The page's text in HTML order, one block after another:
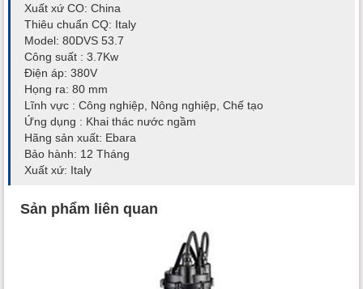
Xuất xứ CO: China
Thiêu chuẩn CQ: Italy
Model: 80DVS 53.7
Công suất : 3.7Kw
Điện áp: 380V
Họng ra: 80 mm
Lĩnh vực : Công nghiệp, Nông nghiệp, Chế tạo
Ứng dụng : Khai thác nước ngầm
Hãng sản xuất: Ebara
Bảo hành: 12 Tháng
Xuất xứ: Italy
Sản phẩm liên quan